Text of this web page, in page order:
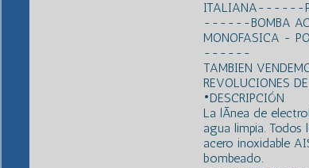
ITALIANA------
------BOMBA
MONOFASICA
------
TAMBIEN
REVOLUCIONES
•DESCRIPCIÓN
La lÃ­nea de
agua limpia.
acero inoxidable
bombeado.